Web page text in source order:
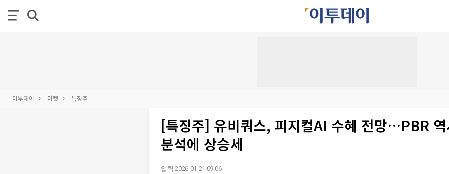
이투데이 마켓 특징주
[특징주] 유비쿼스, 피지컬AI 수혜 전망…PBR
분석에 상승세
입력 2026-01-21 09:06